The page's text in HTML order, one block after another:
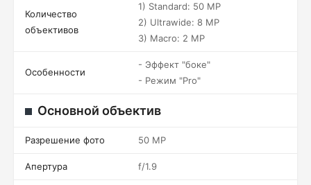
Количество
объективов
1) Standard: 50 MP
2) Ultrawide: 8 MP
3) Macro: 2 MP
Особенности
- Эффект "боке"
- Режим "Pro"
Основной объектив
Разрешение фото 50 MP
Апертура f/1.9